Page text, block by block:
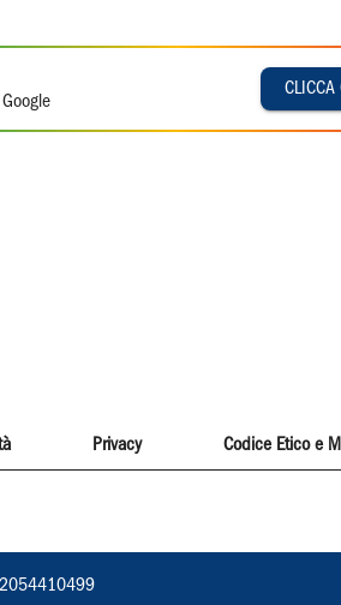
CLICCA
Privacy Codice Etico e